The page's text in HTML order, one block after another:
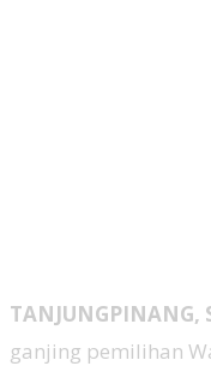
TANJUNGPINANG,
ganjing pemilihan